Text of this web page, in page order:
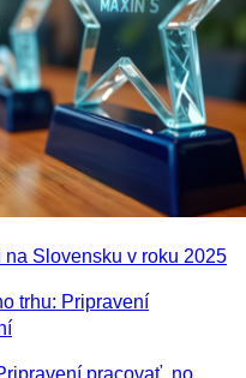
na Slovensku v roku 2025
pracovať, no